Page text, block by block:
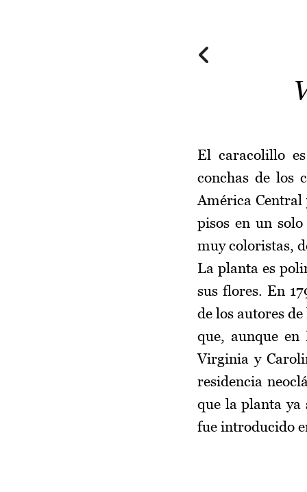
El caracolillo
conchas de los
América Central
pisos en un
muy coloristas,
La planta es
sus flores. En
de los autores
que, aunque
Virginia y
residencia
que la planta ya
fue introducido